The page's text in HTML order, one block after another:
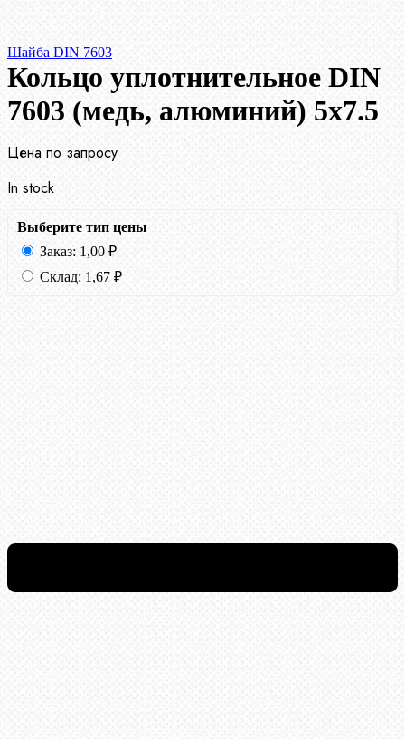
Шайба DIN 7603
Кольцо уплотнительное DIN
7603 (медь, алюминий) 5х7.5
Цена по запросу
In stock
Выберите тип цены
Заказ: 1,00 ₽
Склад: 1,67 ₽